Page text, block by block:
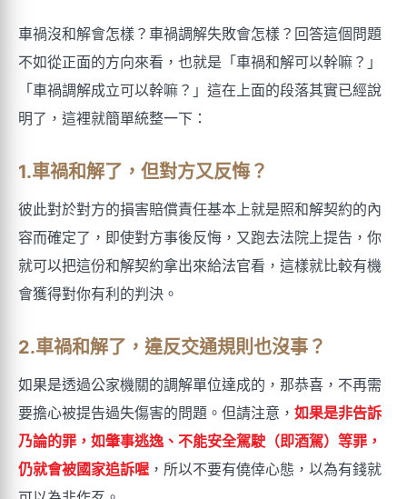
車禍沒和解會怎樣？車禍調解失敗會怎樣？回答這個問題
不如從正面的方向來看，也就是「車禍和解可以幹嘛？」
「車禍調解成立可以幹嘛？」這在上面的段落其實已經說
明了，這裡就簡單統整一下：
1.車禍和解了，但對方又反悔？
彼此對於對方的損害賠償責任基本上就是照和解契約的內
容而確定了，即使對方事後反悔，又跑去法院上提告，你
就可以把這份和解契約拿出來給法官看，這樣就比較有機
會獲得對你有利的判決。
2.車禍和解了，違反交通規則也沒事？
如果是透過公家機關的調解單位達成的，那恭喜，不再需
要擔心被提告過失傷害的問題。但請注意， 如果是非告訴
乃論的罪，如肇事逃逸、不能安全駕駛（即酒駕）等罪，
仍就會被國家追訴喔 ，所以不要有僥倖心態，以為有錢就